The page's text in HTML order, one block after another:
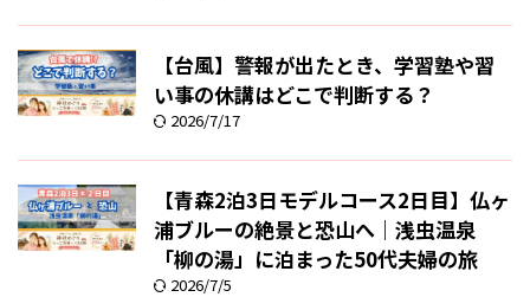
【台風】警報が出たとき、学習塾や習
い事の休講はどこで判断する？
2026/7/17
【青森2泊3日モデルコース2日目】仏ヶ
浦ブルーの絶景と恐山へ｜浅虫温泉
「柳の湯」に泊まった50代夫婦の旅
2026/7/5